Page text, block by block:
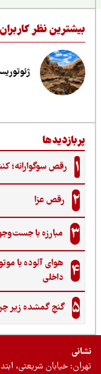
نظر کاربران
ژئوتوریسم؛
رقص سوگوارانه؛ کنشی
رقص عزا
مبارزه با جست‌وجوی
هوای آلوده با
داخلی
گنجِ گمشده زیر چرخ
خیابان شریعتی، ابتدای